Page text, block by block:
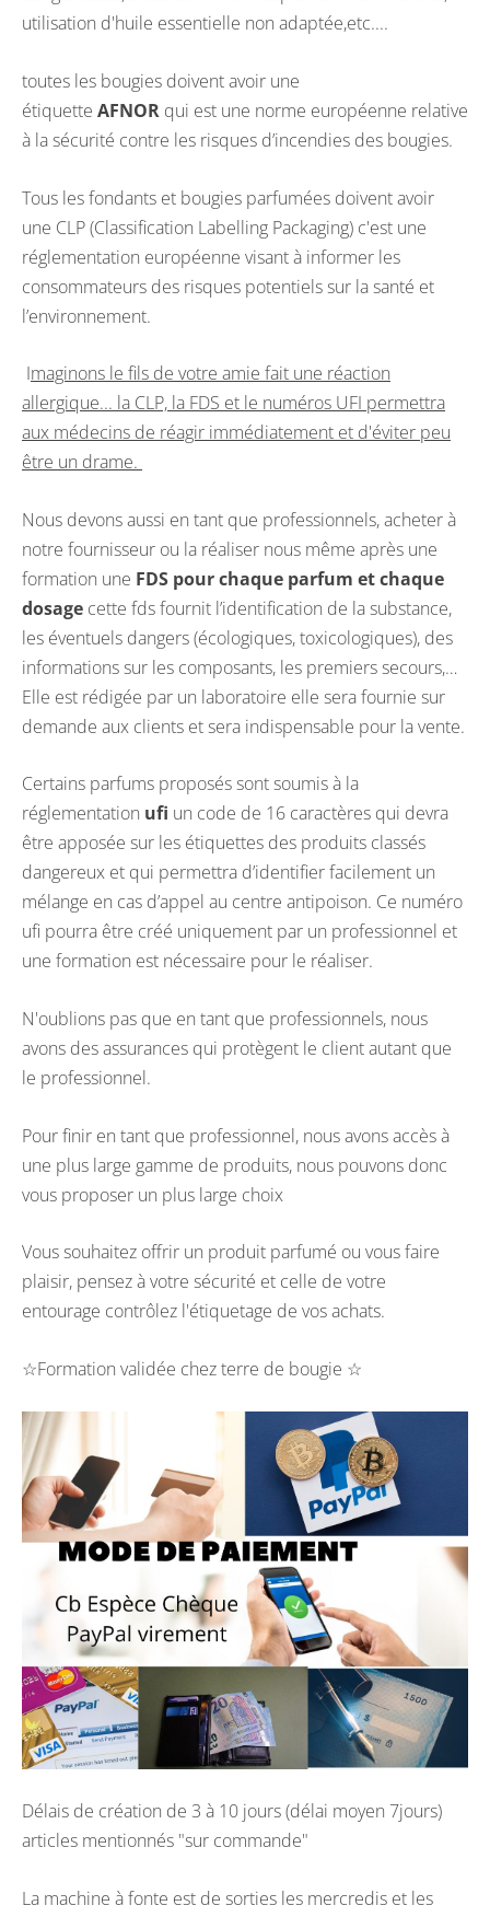
utilisation d'huile essentielle non adaptée,etc....
toutes les bougies doivent avoir une
étiquette AFNOR qui est une norme européenne relative
à la sécurité contre les risques d’incendies des bougies.
Tous les fondants et bougies parfumées doivent avoir
une CLP (Classification Labelling Packaging) c'est une
réglementation européenne visant à informer les
consommateurs des risques potentiels sur la santé et
l’environnement.
Imaginons le fils de votre amie fait une réaction
allergique... la CLP, la FDS et le numéros UFI permettra
aux médecins de réagir immédiatement et d'éviter peu
être un drame.
Nous devons aussi en tant que professionnels, acheter à
notre fournisseur ou la réaliser nous même après une
formation une FDS pour chaque parfum et chaque
dosage cette fds fournit l’identification de la substance,
les éventuels dangers (écologiques, toxicologiques), des
informations sur les composants, les premiers secours,…
Elle est rédigée par un laboratoire elle sera fournie sur
demande aux clients et sera indispensable pour la vente.
Certains parfums proposés sont soumis à la
réglementation ufi un code de 16 caractères qui devra
être apposée sur les étiquettes des produits classés
dangereux et qui permettra d’identifier facilement un
mélange en cas d’appel au centre antipoison. Ce numéro
ufi pourra être créé uniquement par un professionnel et
une formation est nécessaire pour le réaliser.
N'oublions pas que en tant que professionnels, nous
avons des assurances qui protègent le client autant que
le professionnel.
Pour finir en tant que professionnel, nous avons accès à
une plus large gamme de produits, nous pouvons donc
vous proposer un plus large choix
Vous souhaitez offrir un produit parfumé ou vous faire
plaisir, pensez à votre sécurité et celle de votre
entourage contrôlez l'étiquetage de vos achats.
☆Formation validée chez terre de bougie ☆
Délais de création de 3 à 10 jours (délai moyen 7jours)
articles mentionnés "sur commande"
La machine à fonte est de sorties les mercredis et les